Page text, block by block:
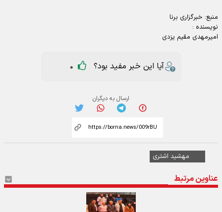
منبع: خبرگزاری برنا
نویسنده :
امیرمهدی مقیم یزدی
آیا این خبر مفید بود؟ 0
ارسال به دیگران
مهشید اشتری
عناوین مرتبط